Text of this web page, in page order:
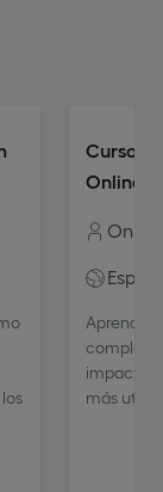
Curso
Online
Online
Aprende
más